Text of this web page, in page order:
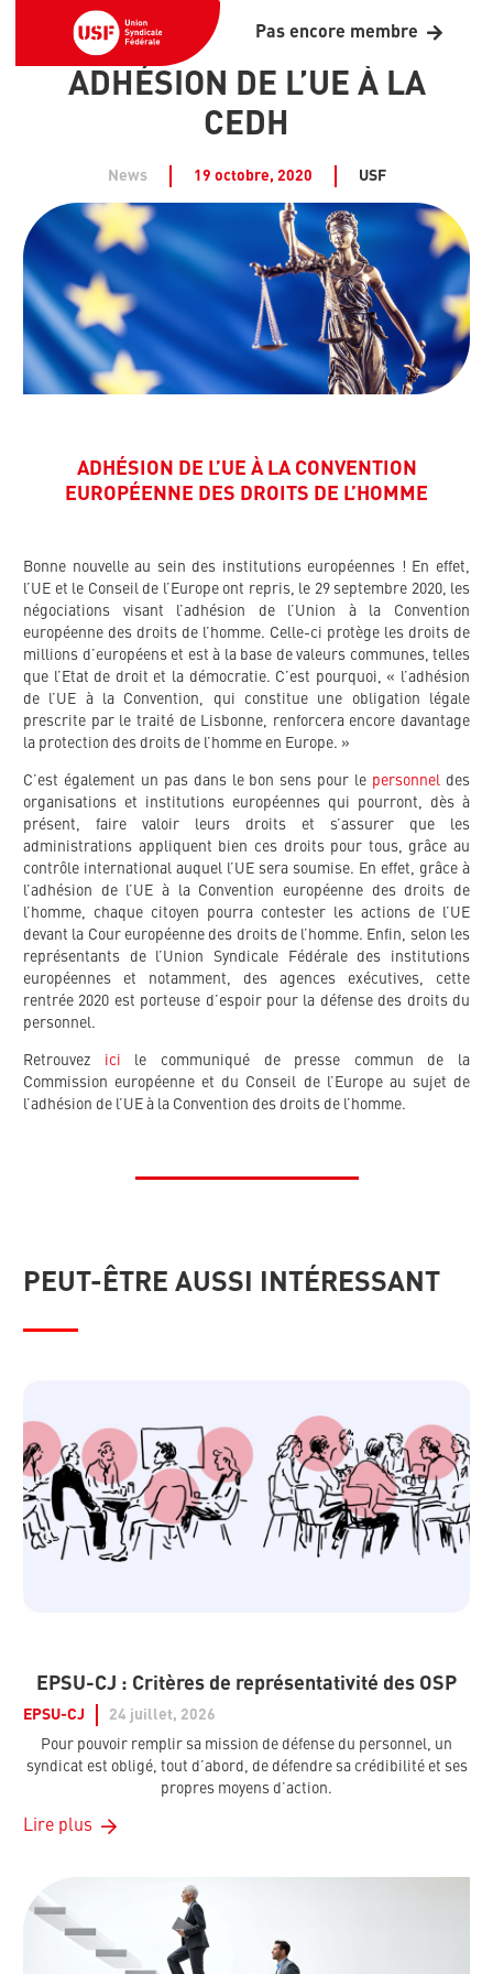
Pas encore membre
ADHÉSION DE L’UE À LA
CEDH
News 19 octobre, 2020 USF
ADHÉSION DE L’UE À LA CONVENTION
EUROPÉENNE DES DROITS DE L’HOMME
Bonne nouvelle au sein des institutions européennes ! En effet,
l’UE et le Conseil de l’Europe ont repris, le 29 septembre 2020, les
négociations visant l’adhésion de l’Union à la Convention
européenne des droits de l’homme. Celle-ci protège les droits de
millions d’européens et est à la base de valeurs communes, telles
que l’Etat de droit et la démocratie. C’est pourquoi, « l’adhésion
de l’UE à la Convention, qui constitue une obligation légale
prescrite par le traité de Lisbonne, renforcera encore davantage
la protection des droits de l’homme en Europe. »
C’est également un pas dans le bon sens pour le personnel des
organisations et institutions européennes qui pourront, dès à
présent, faire valoir leurs droits et s’assurer que les
administrations appliquent bien ces droits pour tous, grâce au
contrôle international auquel l’UE sera soumise. En effet, grâce à
l’adhésion de l’UE à la Convention européenne des droits de
l’homme, chaque citoyen pourra contester les actions de l’UE
devant la Cour européenne des droits de l’homme. Enfin, selon les
représentants de l’Union Syndicale Fédérale des institutions
européennes et notamment, des agences exécutives, cette
rentrée 2020 est porteuse d’espoir pour la défense des droits du
personnel.
Retrouvez ici le communiqué de presse commun de la
Commission européenne et du Conseil de l’Europe au sujet de
l’adhésion de l’UE à la Convention des droits de l’homme.
PEUT-ÊTRE AUSSI INTÉRESSANT
EPSU-CJ : Critères de représentativité des OSP
EPSU-CJ
24 juillet, 2026
Pour pouvoir remplir sa mission de défense du personnel, un
syndicat est obligé, tout d’abord, de défendre sa crédibilité et ses
propres moyens d’action.
Lire plus